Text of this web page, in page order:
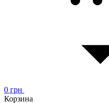
0 грн
Корзина